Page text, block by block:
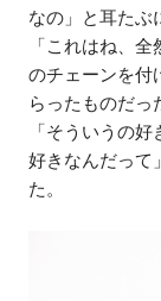
なの」と耳たぶ
「これはね、
のチェーンを付
らったものだっ
「そういうの
好きなんだって
た。